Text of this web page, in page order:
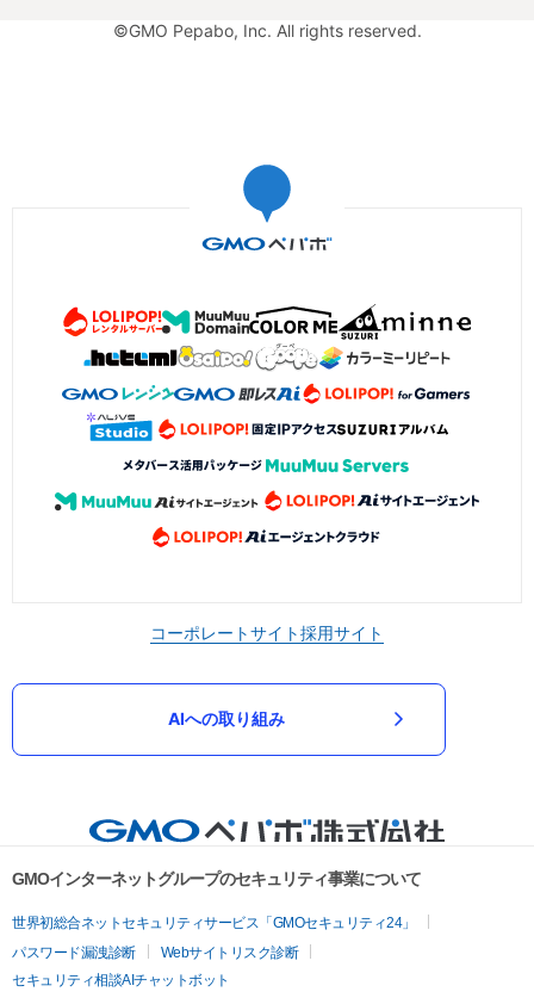
©GMO Pepabo, Inc. All rights reserved.
コーポレートサイト採用サイト
AIへの取り組み
GMOインターネットグループのセキュリティ事業について
世界初総合ネットセキュリティサービス「GMOセキュリティ24」
パスワード漏洩診断
Webサイトリスク診断
セキュリティ相談AIチャットボット